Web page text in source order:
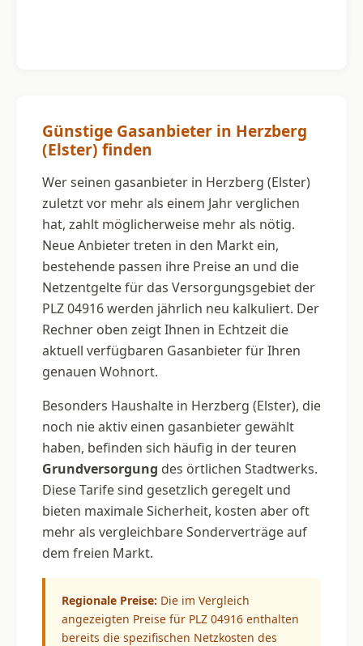
Günstige Gasanbieter in Herzberg
(Elster) finden
Wer seinen gasanbieter in Herzberg (Elster)
zuletzt vor mehr als einem Jahr verglichen
hat, zahlt möglicherweise mehr als nötig.
Neue Anbieter treten in den Markt ein,
bestehende passen ihre Preise an und die
Netzentgelte für das Versorgungsgebiet der
PLZ 04916 werden jährlich neu kalkuliert. Der
Rechner oben zeigt Ihnen in Echtzeit die
aktuell verfügbaren Gasanbieter für Ihren
genauen Wohnort.
Besonders Haushalte in Herzberg (Elster), die
noch nie aktiv einen gasanbieter gewählt
haben, befinden sich häufig in der teuren
Grundversorgung des örtlichen Stadtwerks.
Diese Tarife sind gesetzlich geregelt und
bieten maximale Sicherheit, kosten aber oft
mehr als vergleichbare Sonderverträge auf
dem freien Markt.
Regionale Preise: Die im Vergleich
angezeigten Preise für PLZ 04916 enthalten
bereits die spezifischen Netzkosten des